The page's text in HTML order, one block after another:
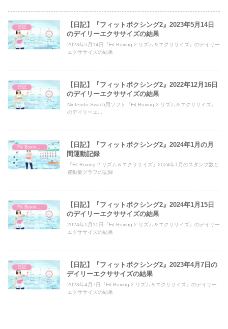
日記
【日記】『フィットボクシング2』2023年5月14日
のデイリーエクササイズの結果
2023年5月14日『Fit Boxing 2 リズム＆エクササイズ』のデイリー
エクササイズの結果
日記
【日記】『フィットボクシング2』2022年12月16日
のデイリーエクササイズの結果
Nintendo Switch用ソフト『Fit Boxing 2 リズム＆エクササイズ』
のデイリーエ...
Fit Boxing 2
【日記】『フィットボクシング2』2024年1月の月
間運動記録
『Fit Boxing 2 リズム＆エクササイズ』2024年1月のスタンプ数と
運動量グラフの記録
Fit Boxing 2
【日記】『フィットボクシング2』2024年1月15日
のデイリーエクササイズの結果
2024年1月15日『Fit Boxing 2 リズム＆エクササイズ』のデイリー
エクササイズの結果
日記
【日記】『フィットボクシング2』2023年4月7日の
デイリーエクササイズの結果
2023年4月7日『Fit Boxing 2 リズム＆エクササイズ』のデイリー
エクササイズの結果